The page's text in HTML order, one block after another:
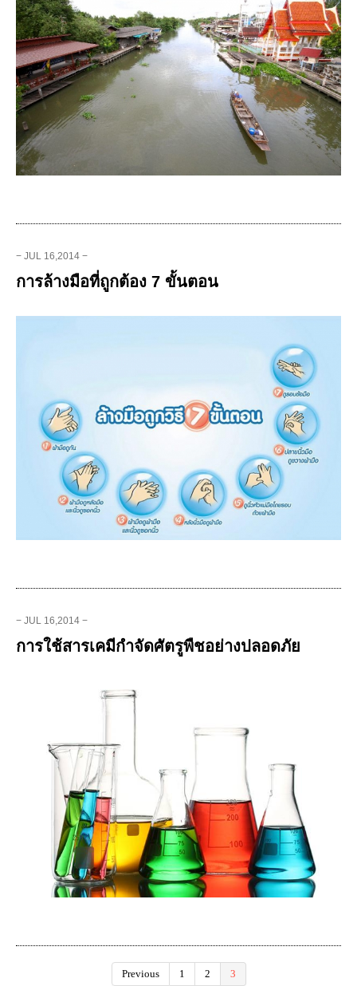
− JUL 16,2014 −
การล้างมือที่ถูกต้อง 7 ขั้นตอน
− JUL 16,2014 −
การใช้สารเคมีกำจัดศัตรูพืชอย่างปลอดภัย
Previous 1 2 3